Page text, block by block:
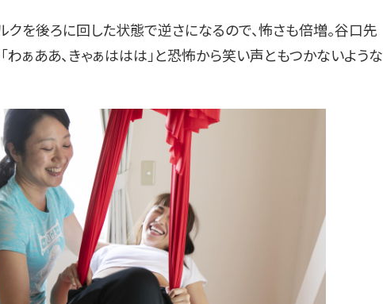
を後ろに回した状態で逆さになるので、怖さも倍増。谷口先
ぁああ、きゃぁははは」と恐怖から笑い声ともつかないような